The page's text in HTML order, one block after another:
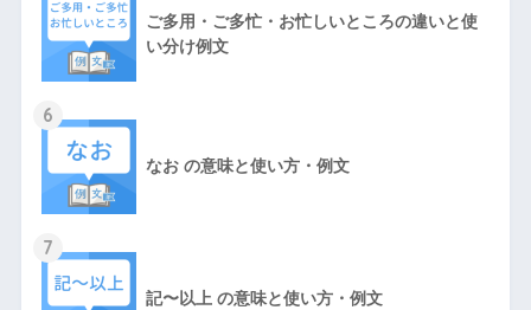
ご多用・ご多忙・お忙しいところの違いと使
い分け例文
6
なお の意味と使い方・例文
7
記〜以上 の意味と使い方・例文